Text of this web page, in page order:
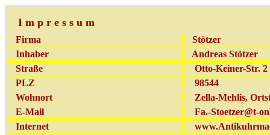
I m p r e s s u m
Firma
Stötzer
Inhaber
Andreas Stötzer
Straße
Otto-Keiner-Str. 2
PLZ
98544
Wohnort
Zella-Mehlis,
E-Mail
Fa.-Stoetzer@t-
Internet